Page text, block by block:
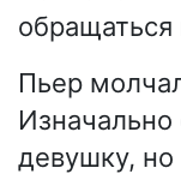
Пьер
девушку,